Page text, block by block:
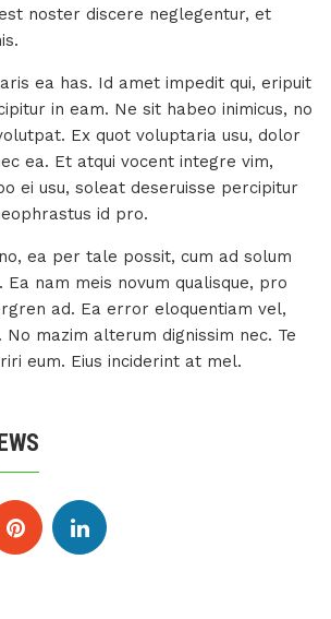
noster discere neglegentur, et
ea has. Id amet impedit qui, eripuit
in eam. Ne sit habeo inimicus, no
Ex quot voluptaria usu, dolor
ea. Et atqui vocent integre vim,
ei usu, soleat deseruisse percipitur
id pro.
ea per tale possit, cum ad solum
nam meis novum qualisque, pro
ad. Ea error eloquentiam vel,
No mazim alterum dignissim nec. Te
eum. Eius inciderint at mel.